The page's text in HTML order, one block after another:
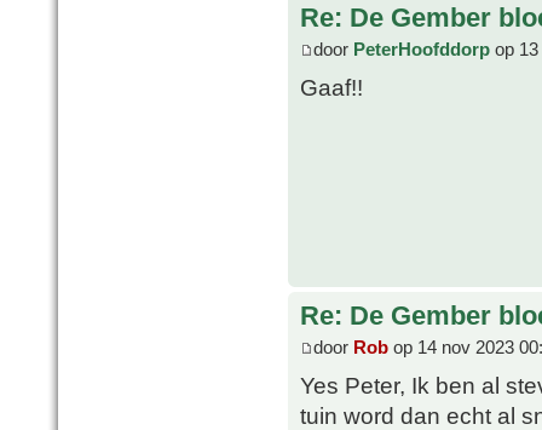
Re: De Gember
door PeterHoofddorp op
Gaaf!!
Re: De Gember
door Rob op 14 nov 2023
Yes Peter, Ik ben al
tuin word dan echt al